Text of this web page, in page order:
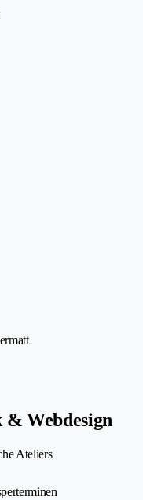
Webdesign
Ateliers